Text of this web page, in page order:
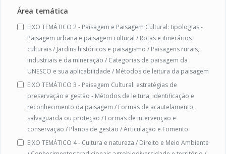
Área temática
EIXO TEMÁTICO 2 - Paisagem e Paisagem Cultural: tipologias -
Paisagem urbana e paisagem cultural / Rotas e itinerários
culturais / Jardins históricos e paisagismo / Paisagens rurais,
industriais e da mineração / Categorias de paisagem da
UNESCO e sua aplicabilidade / Métodos de leitura da paisagem
EIXO TEMÁTICO 3 - Paisagem Cultural: estratégias de
preservação e gestão - Métodos de leitura, identificação e
reconhecimento da paisagem / Formas de acautelamento,
salvaguarda ou proteção / Formas de intervenção e
conservação / Planos de gestão / Articulação e Fomento
EIXO TEMÁTICO 4 - Cultura e natureza / Direito e Meio Ambiente